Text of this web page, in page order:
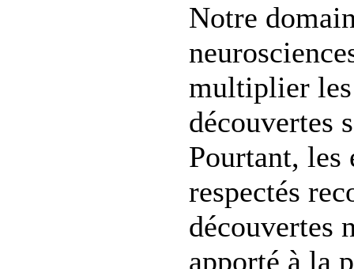
Notre
multiplier les
découvertes
Pourtant, les
respectés
découvertes
apporté à la